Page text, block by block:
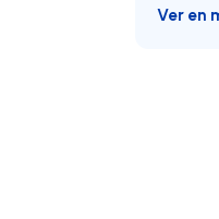
Ver en